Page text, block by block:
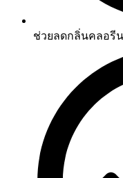
ช่วยลดกลิ่นคลอรี